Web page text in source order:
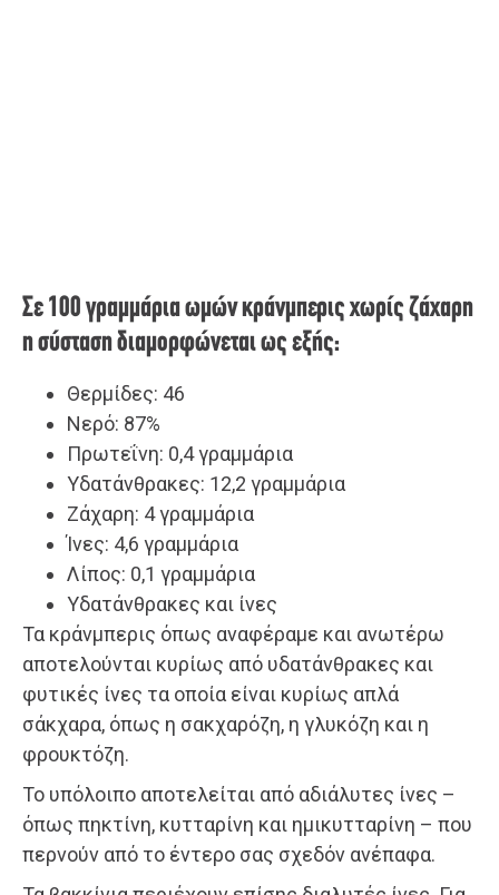
Σε 100 γραμμάρια ωμών κράνμπερις χωρίς ζάχαρη
η σύσταση διαμορφώνεται ως εξής:
Θερμίδες: 46
Νερό: 87%
Πρωτεΐνη: 0,4 γραμμάρια
Υδατάνθρακες: 12,2 γραμμάρια
Ζάχαρη: 4 γραμμάρια
Ίνες: 4,6 γραμμάρια
Λίπος: 0,1 γραμμάρια
Υδατάνθρακες και ίνες
Τα κράνμπερις όπως αναφέραμε και ανωτέρω
αποτελούνται κυρίως από υδατάνθρακες και
φυτικές ίνες τα οποία είναι κυρίως απλά
σάκχαρα, όπως η σακχαρόζη, η γλυκόζη και η
φρουκτόζη.
Το υπόλοιπο αποτελείται από αδιάλυτες ίνες –
όπως πηκτίνη, κυτταρίνη και ημικυτταρίνη – που
περνούν από το έντερο σας σχεδόν ανέπαφα.